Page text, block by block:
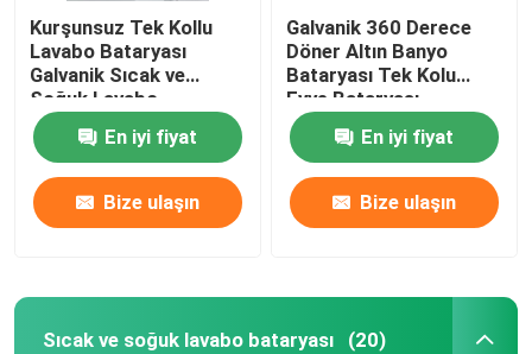
Kurşunsuz Tek Kollu
Lavabo Bataryası
Galvanik Sıcak ve
Soğuk Lavabo
Bataryası
En iyi fiyat
Bize ulaşın
Galvanik 360 Derece
Döner Altın Banyo
Bataryası Tek Kolu
Evye Bataryası
Koruyucu
En iyi fiyat
Bize ulaşın
Sıcak ve soğuk lavabo bataryası (20)